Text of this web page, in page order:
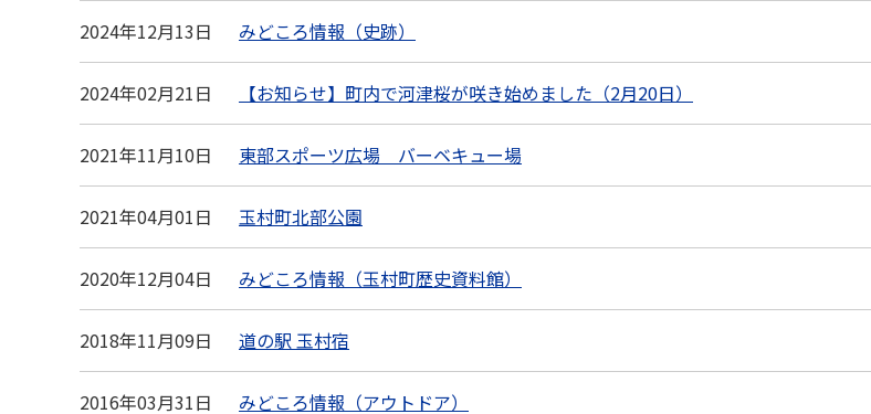
2024年12月13日 みどころ情報（史跡）
2024年02月21日 【お知らせ】町内で河津桜が咲き始めました（2月20日）
2021年11月10日 東部スポーツ広場 バーベキュー場
2021年04月01日 玉村町北部公園
2020年12月04日 みどころ情報（玉村町歴史資料館）
2018年11月09日 道の駅 玉村宿
2016年03月31日 みどころ情報（アウトドア）